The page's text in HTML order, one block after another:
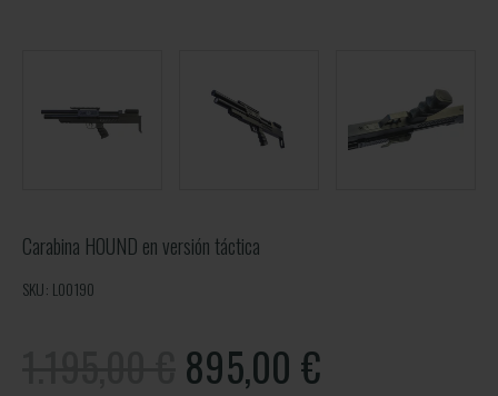
Carabina HOUND en versión táctica
SKU: L00190
895,00 €